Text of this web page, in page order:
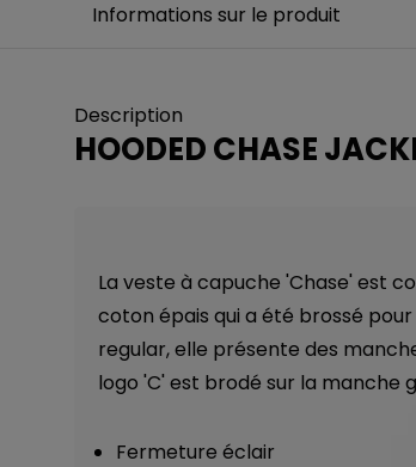
Informations sur le produit
Description
HOODED CHASE
La veste à capuche 'Chase' est
coton épais qui a été brossé
regular, elle présente des
logo 'C' est brodé sur la manche
Fermeture éclair